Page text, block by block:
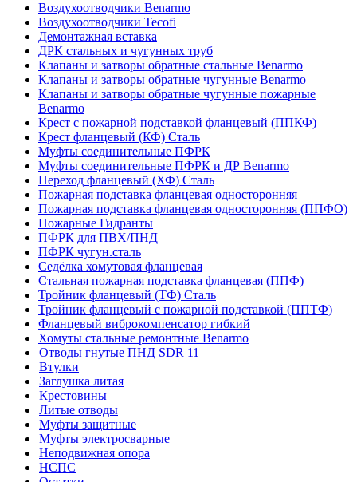
Воздухоотводчики Benarmo
Воздухоотводчики Tecofi
Демонтажная вставка
ДРК стальных и чугунных труб
Клапаны и затворы обратные стальные Benarmo
Клапаны и затворы обратные чугунные Benarmo
Клапаны и затворы обратные чугунные пожарные
Benarmo
Крест с пожарной подставкой фланцевый (ППКФ)
Крест фланцевый (КФ) Сталь
Муфты соединительные ПФРК
Муфты соединительные ПФРК и ДР Benarmo
Переход фланцевый (ХФ) Сталь
Пожарная подставка фланцевая односторонняя
Пожарная подставка фланцевая односторонняя (ППФО)
Пожарные Гидранты
ПФРК для ПВХ/ПНД
ПФРК чугун.сталь
Седёлка хомутовая фланцевая
Стальная пожарная подставка фланцевая (ППФ)
Тройник фланцевый (ТФ) Сталь
Тройник фланцевый с пожарной подставкой (ППТФ)
Фланцевый виброкомпенсатор гибкий
Хомуты стальные ремонтные Benarmo
Отводы гнутые ПНД SDR 11
Втулки
Заглушка литая
Крестовины
Литые отводы
Муфты защитные
Муфты электросварные
Неподвижная опора
НСПС